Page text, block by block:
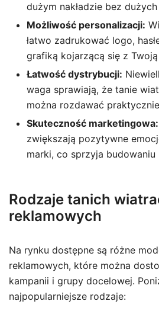
dużym nakładzie bez
Możliwość personalizacji:
łatwo zadrukować logo,
grafiką kojarzącą się z
Łatwość dystrybucji:
waga sprawiają, że tanie
można rozdawać
Skuteczność marketingowa:
zwiększają pozytywne
marki, co sprzyja budowaniu
Rodzaje tanich
reklamowych
Na rynku dostępne są różne
reklamowych, które można
kampanii i grupy docelowej.
najpopularniejsze rodzaje: